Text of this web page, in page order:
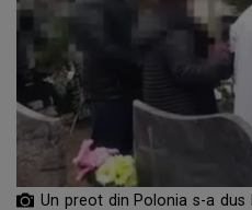
Un preot din Polonia s-a